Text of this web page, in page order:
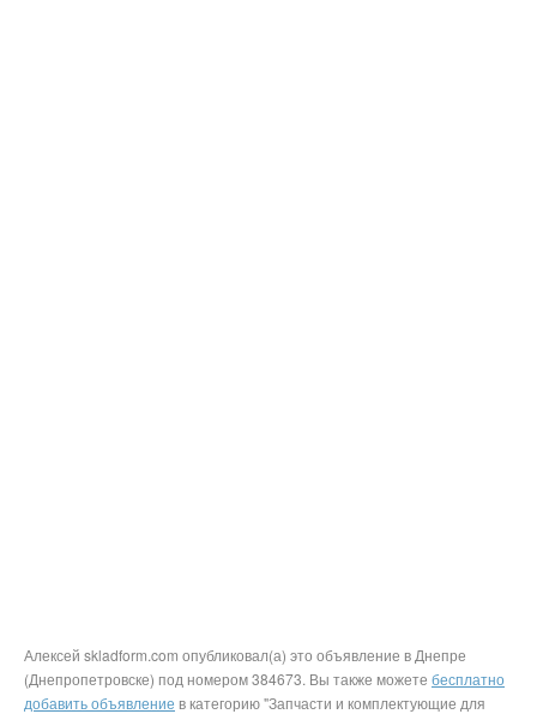
Алексей skladform.com опубликовал(а) это объявление в Днепре
(Днепропетровске) под номером 384673. Вы также можете бесплатно
добавить объявление в категорию "Запчасти и комплектующие для